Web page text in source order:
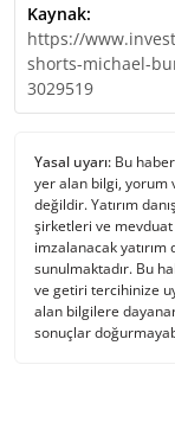
Kaynak:
https://
shorts-michael-
3029519
Yasal uyarı: Bu
yer alan bilgi, yorum
değildir. Yatırım
şirketleri ve
imzalanacak yatırım
sunulmaktadır. Bu
ve getiri tercihinize
alan bilgilere
sonuçlar